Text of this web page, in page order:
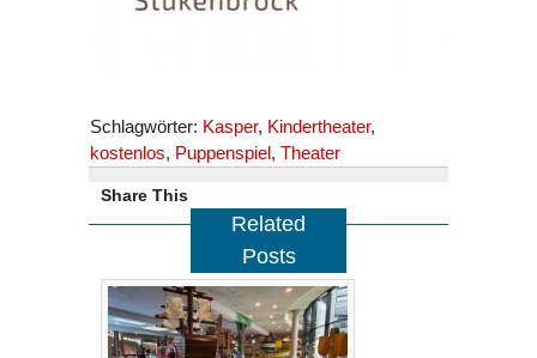
Schlagwörter: Kasper, Kindertheater,
kostenlos, Puppenspiel, Theater
Share This
Related
Posts